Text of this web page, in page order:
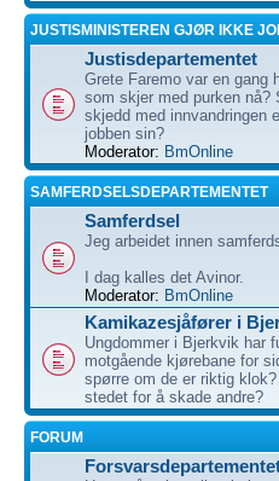
JUSTISMINISTEREN GJØR IKKE
Justisdepartementet
Grete Faremo var en gang
som skjer med purken nå?
skjedd med innvandringen
jobben sin?
Moderator: BmOnline
SAMFERDSELSDEPARTEMENTET
Samferdsel
Jeg arbeidet innen
I dag kalles det Avinor.
Moderator: BmOnline
Kamikazesjåfører i
Ungdommer i Bjerkvik har
motgående kjørebane for
spørre om de er riktig
stedet for å skade andre?
FORUM